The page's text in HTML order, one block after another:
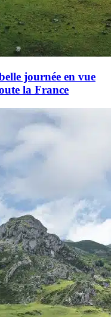
journée en vue
la France